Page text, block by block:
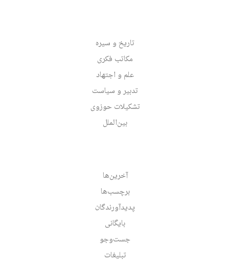
تاریخ و سیره
مکاتب فکری
علم و اجتهاد
تدبیر و سیاست
تشکیلات حوزوی
بین‌الملل
آخرین‌ها
برچسب‌ها
پدیدآورندگان
بایگانی
جست‌وجو
تبلیغات